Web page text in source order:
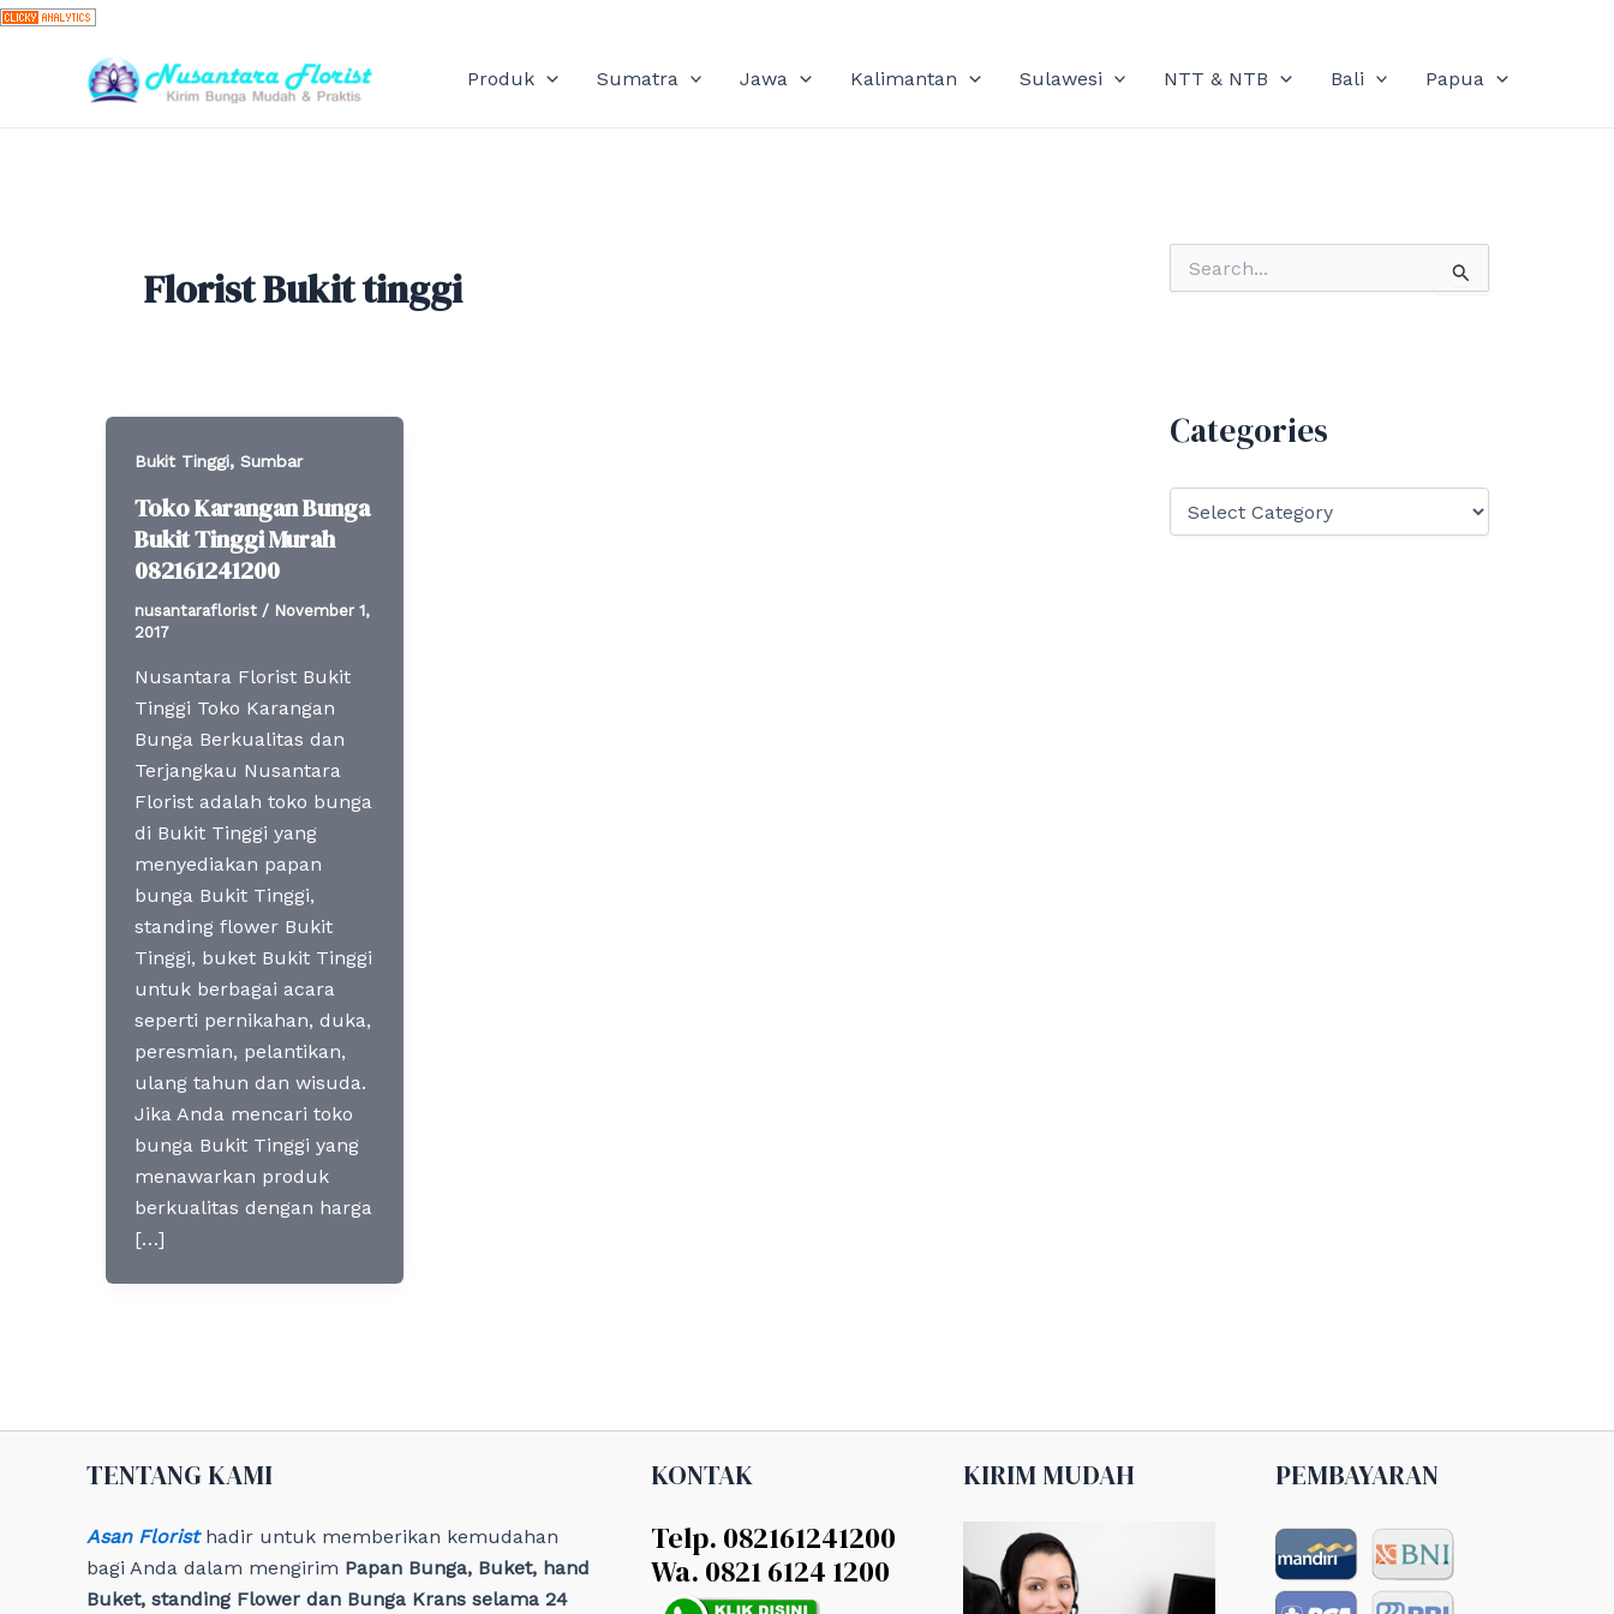
Skip
content
Produk Sumatra Jawa Kalimantan Sulawesi NTT & NTB Bali Papua
Florist Bukit tinggi
Bukit Tinggi, Sumbar
Toko Karangan Bunga
Bukit Tinggi Murah
082161241200
nusantaraflorist / November 1,
2017
Nusantara Florist Bukit
Tinggi Toko Karangan
Bunga Berkualitas dan
Terjangkau Nusantara
Florist adalah toko bunga
di Bukit Tinggi yang
menyediakan papan
bunga Bukit Tinggi,
standing flower Bukit
Tinggi, buket Bukit Tinggi
untuk berbagai acara
seperti pernikahan, duka,
peresmian, pelantikan,
ulang tahun dan wisuda.
Jika Anda mencari toko
bunga Bukit Tinggi yang
menawarkan produk
berkualitas dengan harga
[…]
o
Categories
TENTANG KAMI
Asan Floristhadir untuk memberikan kemudahan
bagi Anda dalam mengirim Papan Bunga, Buket, hand
Buket, standing Flower dan Bunga Krans selama 24
KONTAK
Telp. 082161241200
Wa. 0821 6124 1200
KIRIM MUDAH PEMBAYARAN